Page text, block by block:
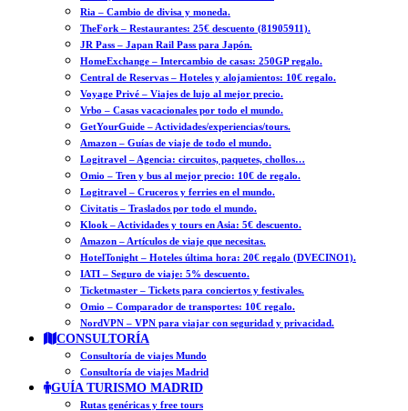
Ria – Cambio de divisa y moneda.
TheFork – Restaurantes: 25€ descuento (81905911).
JR Pass – Japan Rail Pass para Japón.
HomeExchange – Intercambio de casas: 250GP regalo.
Central de Reservas – Hoteles y alojamientos: 10€ regalo.
Voyage Privé – Viajes de lujo al mejor precio.
Vrbo – Casas vacacionales por todo el mundo.
GetYourGuide – Actividades/experiencias/tours.
Amazon – Guías de viaje de todo el mundo.
Logitravel – Agencia: circuitos, paquetes, chollos…
Omio – Tren y bus al mejor precio: 10€ de regalo.
Logitravel – Cruceros y ferries en el mundo.
Civitatis – Traslados por todo el mundo.
Klook – Actividades y tours en Asia: 5€ descuento.
Amazon – Artículos de viaje que necesitas.
HotelTonight – Hoteles última hora: 20€ regalo (DVECINO1).
IATI – Seguro de viaje: 5% descuento.
Ticketmaster – Tickets para conciertos y festivales.
Omio – Comparador de transportes: 10€ regalo.
NordVPN – VPN para viajar con seguridad y privacidad.
CONSULTORÍA
Consultoría de viajes Mundo
Consultoría de viajes Madrid
GUÍA TURISMO MADRID
Rutas genéricas y free tours